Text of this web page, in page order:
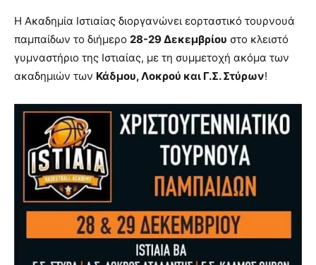
Η Ακαδημία Ιστιαίας διοργανώνει εορταστικό τουρνουά
παμπαίδων το διήμερο 28-29 Δεκεμβρίου στο κλειστό
γυμναστήριο της Ιστιαίας, με τη συμμετοχή ακόμα των
ακαδημιών των Κάδμου, Λοκρού και Γ.Σ. Στύρων!